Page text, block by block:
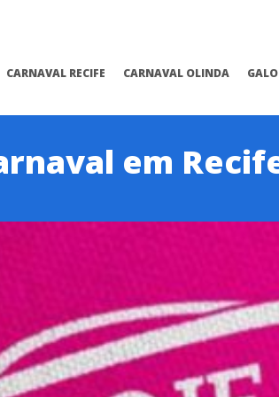
CARNAVAL RECIFE CARNAVAL OLINDA
em